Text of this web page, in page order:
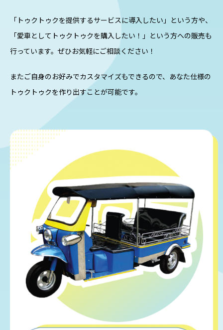
「トゥクトゥクを提供するサービスに導入したい」という方や、
「愛車としてトゥクトゥクを購入したい！」という方への販売も
行っています。ぜひお気軽にご相談ください！
またご自身のお好みでカスタマイズもできるので、 あなた仕様の
トゥクトゥクを作り出すことが可能です。